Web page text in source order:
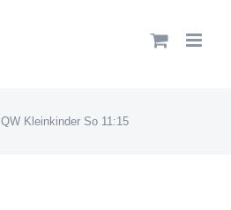
QW Kleinkinder So 11:15